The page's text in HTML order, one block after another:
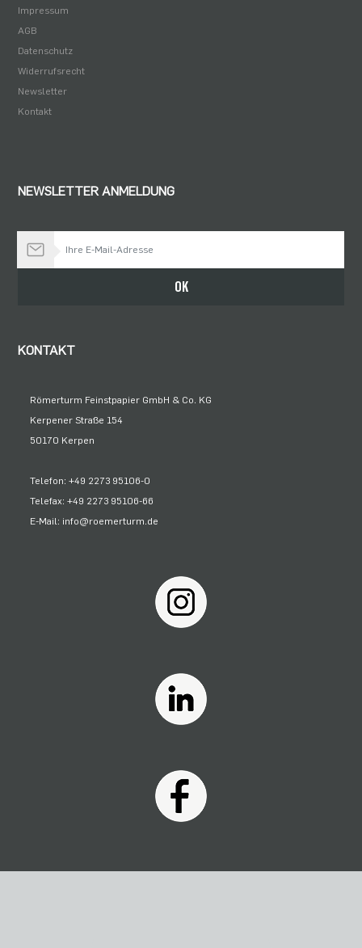
Impressum
AGB
Datenschutz
Widerrufsrecht
Newsletter
Kontakt
NEWSLETTER ANMELDUNG
OK
KONTAKT
Römerturm Feinstpapier GmbH & Co. KG
Kerpener Straße 154
50170 Kerpen
Telefon: +49 2273 95106-0
Telefax: +49 2273 95106-66
E-Mail: info@roemerturm.de